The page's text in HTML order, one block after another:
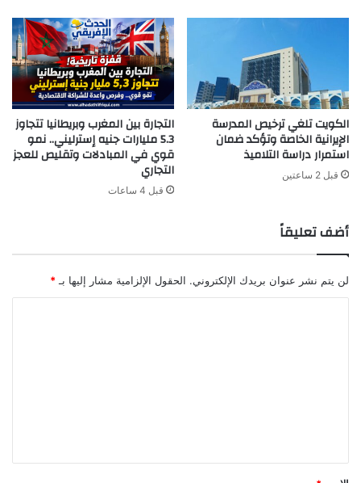
الكويت تلغي ترخيص المدرسة
الإيرانية الخاصة وتؤكد ضمان
استمرار دراسة التلاميذ
قبل 2 ساعتين
التجارة بين المغرب وبريطانيا تتجاوز
5.3 مليارات جنيه إسترليني.. نمو
قوي في المبادلات وتقليص للعجز
التجاري
قبل 4 ساعات
أضف تعليقاً
لن يتم نشر عنوان بريدك الإلكتروني. الحقول الإلزامية مشار إليها بـ *
*